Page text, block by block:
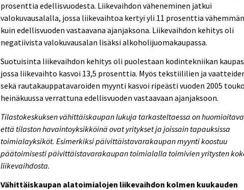
prosenttia edellisvuodesta. Liikevaihdon väheneminen jatkui
valokuvausalalla, jossa liikevaihtoa kertyi yli 11 prosenttia vähemmän
kuin edellisvuoden vastaavana ajanjaksona. Liikevaihdon kehitys oli
negatiivista valokuvausalan lisäksi alkoholijuomakaupassa.
Suotuisinta liikevaihdon kehitys oli puolestaan kodintekniikan
jossa liikevaihto kasvoi 13,5 prosenttia. Myös tekstiililien ja
sekä rautakauppatavaroiden myynti kasvoi ripeästi vuoden 2005
heinäkuussa verrattuna edellisvuoden vastaavaan ajanjaksoon.
Tilastokeskuksen vähittäiskaupan lukuja tarkasteltaessa on
että tilaston havaintoyksikköinä ovat yritykset ja joissain tapauksissa
toimialayksiköt. Esimerkiksi päivittäistavarakaupan myynti koostuu
päätoimisesti päivittäistavarakaupan toimialalla toimivien yritysten
liikevaihdosta.
Vähittäiskaupan alatoimialojen liikevaihdon kolmen kuukauden